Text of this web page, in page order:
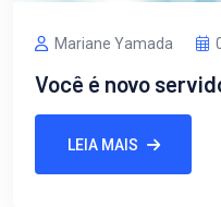
Mariane Yamada
Você é novo
LEIA MAIS